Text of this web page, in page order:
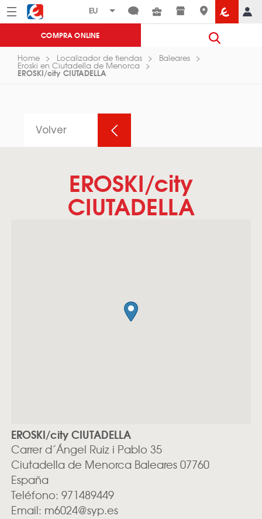
Menú Eroski
COMPRA ONLINE
Home Localizador de tiendas Baleares
Eroski en Ciutadella de Menorca
EROSKI/city CIUTADELLA
Volver
EROSKI/city
CIUTADELLA
EROSKI/city CIUTADELLA
Carrer d´Ángel Ruiz i Pablo 35
Ciutadella de Menorca Baleares07760
España
Teléfono: 971489449
Email: m6024@syp.es